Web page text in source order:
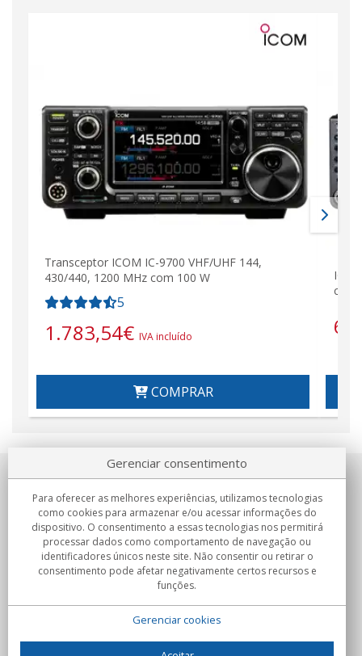
Transceptor ICOM IC-9700 VHF/UHF 144,
430/440, 1200 MHz com 100 W
5
1.783,54€ IVA incluído
COMPRAR
com
Sobre nosotros
Compromissos
Compras
Gerenciar consentimento
Para oferecer as melhores experiências, utilizamos tecnologias
como cookies para armazenar e/ou acessar informações do
dispositivo. O consentimento a essas tecnologias nos permitirá
processar dados como comportamento de navegação ou
identificadores únicos neste site. Não consentir ou retirar o
consentimento pode afetar negativamente certos recursos e
funções.
Gerenciar cookies